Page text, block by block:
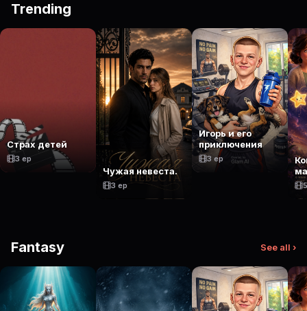
Trending
Страх детей
3 ep
Чужая невеста.
3 ep
Игорь и его
приключения
3 ep
Fantasy See all ›